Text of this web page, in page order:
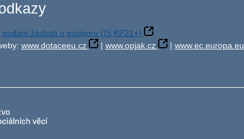
podání žádosti o podporu (IS KP21+)
www.dotaceeu.cz | www.opjak.cz | www.ec.europa.eu